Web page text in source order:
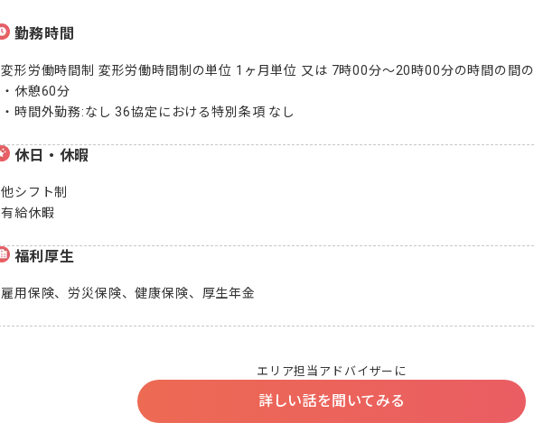
勤務時間
変形労働時間制 変形労働時間制の単位 1ヶ月単位 又は 7時00分～20時00分の時間の間
・休憩60分
・時間外勤務:なし 36協定における特別条項 なし
休日・休暇
他シフト制
有給休暇
福利厚生
雇用保険、労災保険、健康保険、厚生年金
エリア担当アドバイザーに
詳しい話を聞いてみる